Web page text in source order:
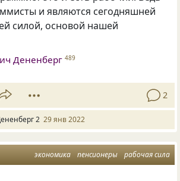
и являются сегодняшней
силой, основой нашей
Дененберг 489
2
2 29 янв 2022
экономика пенсионеры рабочая сила